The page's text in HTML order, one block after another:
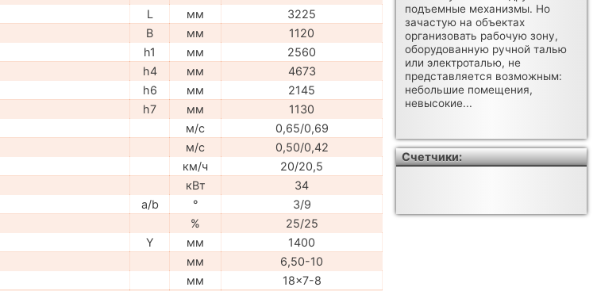
L мм
3225
B мм
1120
h1 мм
2560
h4 мм
4673
h6 мм
2145
h7 мм
1130
м/с
0,65/0,69
м/с
0,50/0,42
км/ч
20/20,5
кВт
34
a/b °
3/9
%
25/25
Y мм
1400
мм
6,50-10
мм
18x7-8
подъемные механизмы. Но
зачастую на объектах
организовать рабочую зону,
оборудованную ручной талью
или электроталью, не
представляется возможным:
небольшие помещения,
невысокие...
Счетчики: